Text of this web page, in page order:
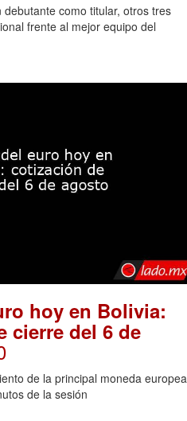
como titular, otros tres
frente al mejor equipo del
hoy en Bolivia:
cierre del 6 de
de la principal moneda europea
de la sesión